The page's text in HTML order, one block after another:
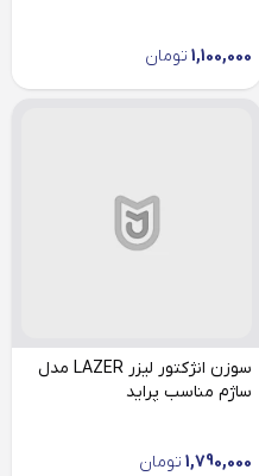
1,100,000 تومان
سوزن انژکتور لیزر LAZER مدل
ساژم مناسب پراید
1,790,000 تومان